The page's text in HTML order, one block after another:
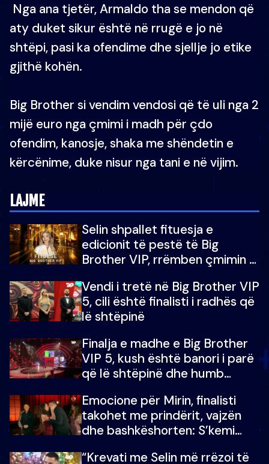
Nga ana tjetër, Armaldo tha se mendon që
aty duket sikur është në rrugë e jo në
shtëpi, pasi ka ofendime dhe sjellje jo etike
gjithë kohën.
Big Brother si vendim vendosi që të uli nga 2
mijë euro nga çmimi i madh për çdo
ofendim, kanosje, shaka me shëndetin e
kërcënime, duke nisur nga tani e në vijim.
LAJME
Selin shpallet fituesja e
edicionit të pestë të Big
Brother VIP, rrëmben çmimin e
Vendi i tretë në Big Brother VIP
5, cili është finalisti i radhës që
lë shtëpinë
Finalja e madhe e Big Brother
VIP 5, kush është banori i parë
që lë shtëpinë dhe humb
çmimin e madh
Emocione për Mirin, finalisti
takohet me prindërit, vajzën
dhe bashkëshorten: S’kemi
“Krevati me Selin më rrëzoi të